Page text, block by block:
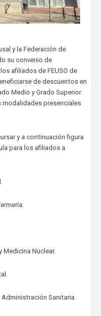
y la Federación de
su convenio de
afiliados de FEUSO de
de descuentos en
Medio y Grado Superior
modalidades presenciales
y a continuación figura
para los afiliados a
Medicina Nuclear.
Sanitaria.